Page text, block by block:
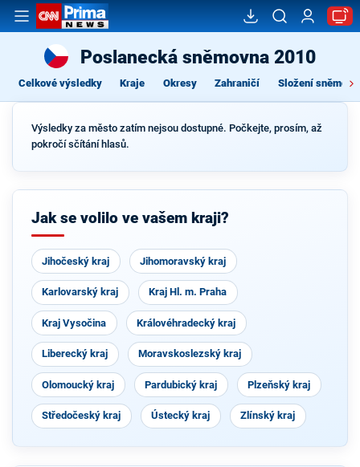
Poslanecká sněmovna 2010
Celkové výsledky Kraje Okresy Zahraničí Složení
Výsledky za město zatím nejsou dostupné. Počkejte, prosím, až
pokročí sčítání hlasů.
Jak se volilo ve vašem kraji?
Jihočeský kraj Jihomoravský kraj
Karlovarský kraj Kraj Hl. m. Praha
Kraj Vysočina Královéhradecký kraj
Liberecký kraj Moravskoslezský kraj
Olomoucký kraj Pardubický kraj Plzeňský kraj
Středočeský kraj Ústecký kraj Zlínský kraj